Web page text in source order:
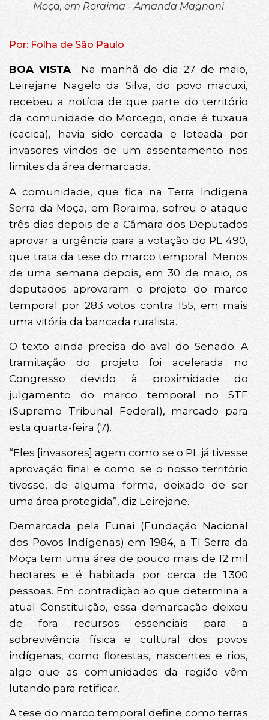
Moça, em Roraima - Amanda Magnani
Por: Folha de São Paulo
BOA VISTA Na manhã do dia 27 de maio,
Leirejane Nagelo da Silva, do povo macuxi,
recebeu a notícia de que parte do território
da comunidade do Morcego, onde é tuxaua
(cacica), havia sido cercada e loteada por
invasores vindos de um assentamento nos
limites da área demarcada.
A comunidade, que fica na Terra Indígena
Serra da Moça, em Roraima, sofreu o ataque
três dias depois de a Câmara dos Deputados
aprovar a urgência para a votação do PL 490,
que trata da tese do marco temporal. Menos
de uma semana depois, em 30 de maio, os
deputados aprovaram o projeto do marco
temporal por 283 votos contra 155, em mais
uma vitória da bancada ruralista.
O texto ainda precisa do aval do Senado. A
tramitação do projeto foi acelerada no
Congresso devido à proximidade do
julgamento do marco temporal no STF
(Supremo Tribunal Federal), marcado para
esta quarta-feira (7).
“Eles [invasores] agem como se o PL já tivesse
aprovação final e como se o nosso território
tivesse, de alguma forma, deixado de ser
uma área protegida”, diz Leirejane.
Demarcada pela Funai (Fundação Nacional
dos Povos Indígenas) em 1984, a TI Serra da
Moça tem uma área de pouco mais de 12 mil
hectares e é habitada por cerca de 1.300
pessoas. Em contradição ao que determina a
atual Constituição, essa demarcação deixou
de fora recursos essenciais para a
sobrevivência física e cultural dos povos
indígenas, como florestas, nascentes e rios,
algo que as comunidades da região vêm
lutando para retificar.
A tese do marco temporal define como terras